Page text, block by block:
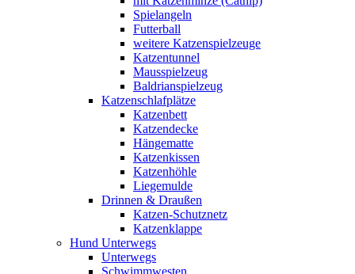
Spielangeln
Futterball
weitere Katzenspielzeuge
Katzentunnel
Mausspielzeug
Baldrianspielzeug
Katzenschlafplätze
Katzenbett
Katzendecke
Hängematte
Katzenkissen
Katzenhöhle
Liegemulde
Drinnen & Draußen
Katzen-Schutznetz
Katzenklappe
Hund Unterwegs
Unterwegs
Schwimmwesten